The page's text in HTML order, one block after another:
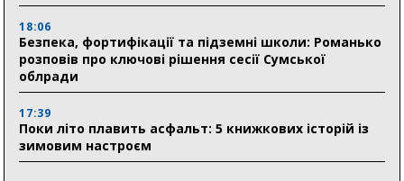
18:06
Безпека, фортифікації та підземні школи: Романько
розповів про ключові рішення сесії Сумської
облради
17:39
Поки літо плавить асфальт: 5 книжкових історій із
зимовим настроєм